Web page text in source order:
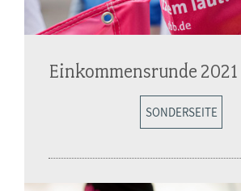
Einkommensrunde 2021
SONDERSEITE